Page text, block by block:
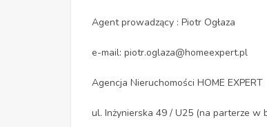
Agent prowadzący : Piotr Ogłaza
e-mail: piotr.oglaza@homeexpert.pl
Agencja Nieruchomości HOME EXPERT
ul. Inżynierska 49 / U25 (na parterze w